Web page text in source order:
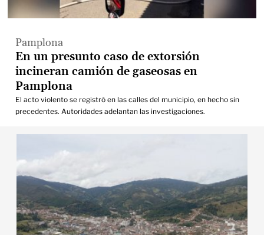
Pamplona
En un presunto caso de extorsión
incineran camión de gaseosas en
Pamplona
El acto violento se registró en las calles del municipio, en hecho sin
precedentes. Autoridades adelantan las investigaciones.